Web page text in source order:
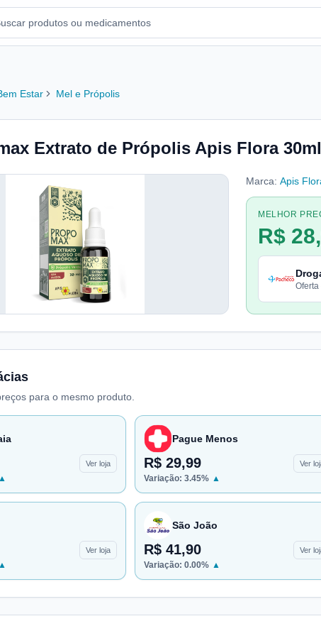
Estar Mel e Própolis
Extrato de Própolis Apis Flora 30ml
Marca: Apis
MELHOR
R$
para o mesmo produto.
Ver loja
▲
Pague Menos
R$ 29,99 Ver
Variação: 3.45% ▲
Ver loja
▲
São João
R$ 41,90 Ver
Variação: 0.00% ▲